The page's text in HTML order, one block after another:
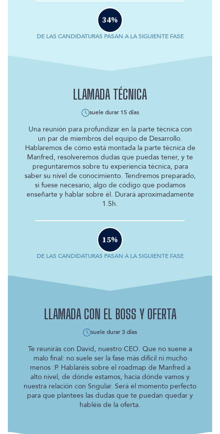
34%
DE LAS CANDIDATURAS PASAN A LA SIGUIENTE FASE
LLAMADA TÉCNICA
suele durar 15 días
Una reunión para profundizar en la parte técnica con
un par de miembros del equipo de Desarrollo.
Hablaremos de cómo está montada la parte técnica de
Manfred, resolveremos dudas que puedas tener, y te
preguntaremos sobre tu experiencia técnica, para
saber su nivel de conocimiento. Tendremos preparado,
si fuese necesario, algo de código que podamos
enseñarte y hablar sobre él. Durará aproximadamente
1.5h.
15%
DE LAS CANDIDATURAS PASAN A LA SIGUIENTE FASE
LLAMADA CON EL BOSS Y OFERTA
suele durar3 días
Te reunirás con David, nuestro CEO. Que no suene a
malo final: no suele ser la fase más difícil ni mucho
menos :P. Hablaréis sobre el roadmap de Manfred a
alto nivel, de dónde estamos, hacia dónde vamos y
nuestra relación con Sngular. Será el momento perfecto
para que plantees las dudas que te puedan quedar y
habléis de la oferta.